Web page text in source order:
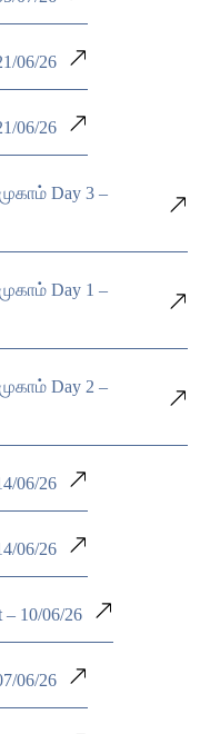
06/26
06/26
Day 3 –
Day 1 –
Day 2 –
06/26
06/26
10/06/26
06/26